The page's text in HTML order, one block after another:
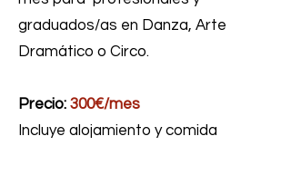
graduados/as en Danza, Arte
Dramático o Circo.​
Precio: 300€/mes
Incluye alojamiento y comida